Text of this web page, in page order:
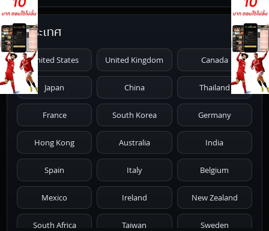
1996 1995 1994 1993 1992
1991 1987
1986 1985 1984 1983 1982
1981 1980 1979 1978 1977
1976 1975 1974 1973 1972
1971 1970 1969 1968 1967
1966 1965 1964 1963 1962
1959 1955
ประเทศ
United States United Kingdom Canada
Japan China Thailand
France South Korea Germany
Hong Kong Australia India
Spain Italy Belgium
Mexico Ireland New Zealand
South Africa Taiwan Sweden